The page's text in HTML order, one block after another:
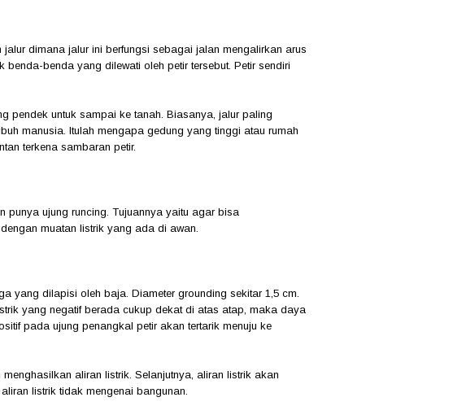
dimana jalur ini berfungsi sebagai jalan mengalirkan arus
benda yang dilewati oleh petir tersebut. Petir sendiri
pendek untuk sampai ke tanah. Biasanya, jalur paling
manusia. Itulah mengapa gedung yang tinggi atau rumah
terkena sambaran petir.
punya ujung runcing. Tujuannya yaitu agar bisa
muatan listrik yang ada di awan.
yang dilapisi oleh baja. Diameter grounding sekitar 1,5 cm.
yang negatif berada cukup dekat di atas atap, maka daya
pada ujung penangkal petir akan tertarik menuju ke
aliran listrik. Selanjutnya, aliran listrik akan
listrik tidak mengenai bangunan.